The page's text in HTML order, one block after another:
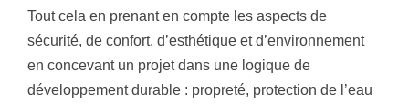
Tout cela en prenant en compte les aspects de
sécurité, de confort, d’esthétique et d’environnement
en concevant un projet dans une logique de
développement durable : propreté, protection de l’eau